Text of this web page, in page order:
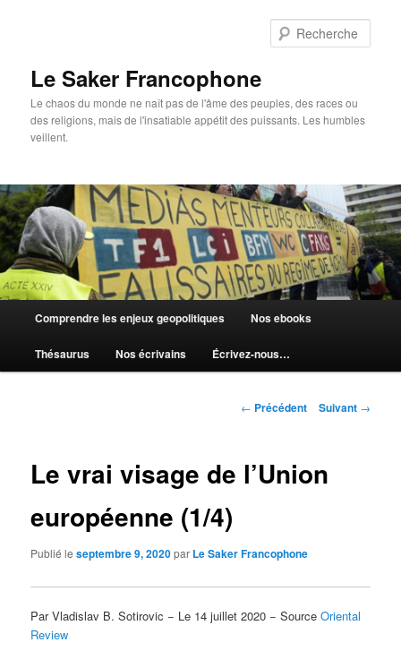
Le Saker Francophone
Le chaos du monde ne naît pas de l'âme des peuples, des races ou
des religions, mais de l'insatiable appétit des puissants. Les humbles
veillent.
Comprendre les enjeux geopolitiques Nos ebooks
Thésaurus Nos écrivains Écrivez-nous…
Navigation
← Précédent Suivant →
Le vrai visage de l’Union
européenne (1/4)
Publié leseptembre 9, 2020par Le Saker Francophone
Par Vladislav B. Sotirovic − Le 14 juillet 2020 − SourceOriental
Review